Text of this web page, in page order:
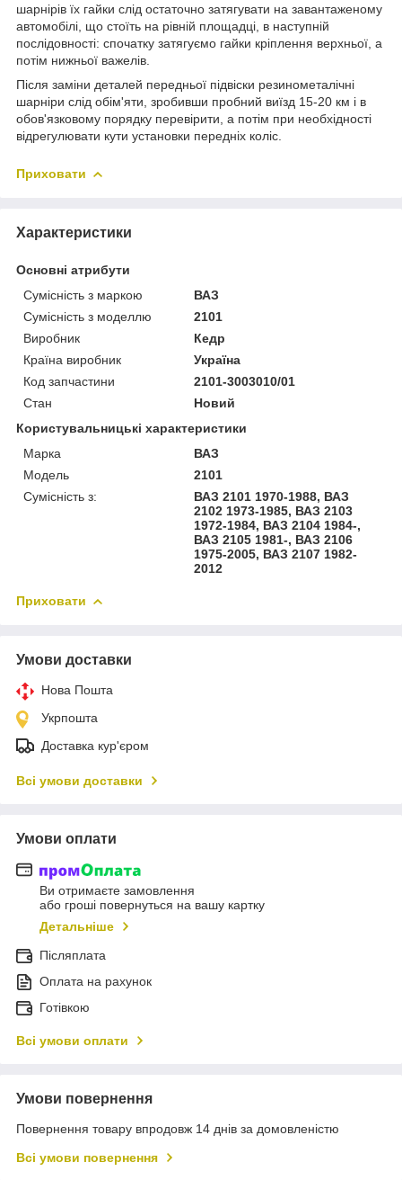
шарнірів їх гайки слід остаточно затягувати на завантаженому
автомобілі, що стоїть на рівній площадці, в наступній
послідовності: спочатку затягуємо гайки кріплення верхньої, а
потім нижньої важелів.
Після заміни деталей передньої підвіски резинометалічні
шарніри слід обім'яти, зробивши пробний виїзд 15-20 км і в
обов'язковому порядку перевірити, а потім при необхідності
відрегулювати кути установки передніх коліс.
Приховати
Характеристики
Основні атрибути
Сумісність з маркою
ВАЗ
Сумісність з моделлю
2101
Виробник
Кедр
Країна виробник
Україна
Код запчастини
2101-3003010/01
Стан
Новий
Користувальницькі характеристики
Марка
ВАЗ
Модель
2101
Сумісність з:
ВАЗ 2101 1970-1988, ВАЗ
2102 1973-1985, ВАЗ 2103
1972-1984, ВАЗ 2104 1984-,
ВАЗ 2105 1981-, ВАЗ 2106
1975-2005, ВАЗ 2107 1982-
2012
Приховати
Умови доставки
Нова Пошта
Укрпошта
Доставка кур'єром
Всі умови доставки
Умови оплати
Ви отримаєте замовлення
або гроші повернуться на вашу картку
Детальніше
Післяплата
Оплата на рахунок
Готівкою
Всі умови оплати
Умови повернення
Повернення товару впродовж 14 днів за домовленістю
Всі умови повернення